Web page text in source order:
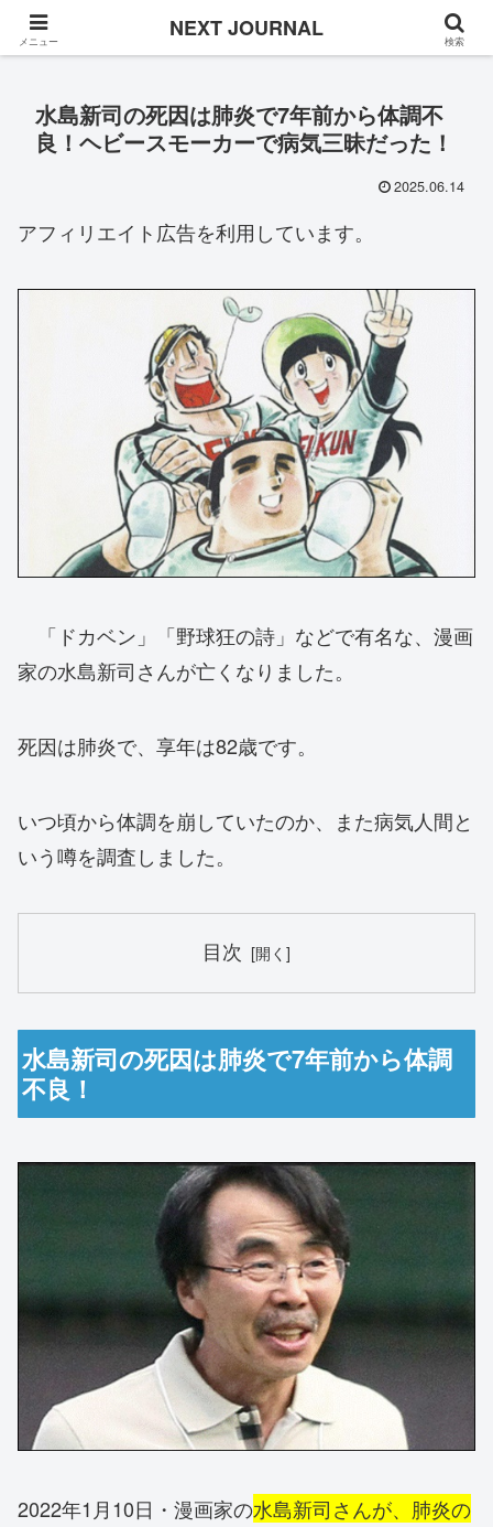
Once in a while
水島新司の死因は肺炎で7年前から体調不
良！ヘビースモーカーで病気三昧だった！
2025.06.14
アフィリエイト広告を利用しています。
「ドカベン」「野球狂の詩」などで有名な、漫画
家の水島新司さんが亡くなりました。
死因は肺炎で、享年は82歳です。
いつ頃から体調を崩していたのか、また病気人間と
いう噂を調査しました。
目次
水島新司の死因は肺炎で7年前から体調
不良！
2022年1月10日・漫画家の水島新司さんが、肺炎の
メニュー NEXT JOURNAL 検索